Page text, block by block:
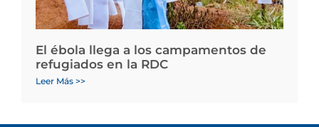
El ébola llega a los campamentos de
refugiados en la RDC
Leer Más >>